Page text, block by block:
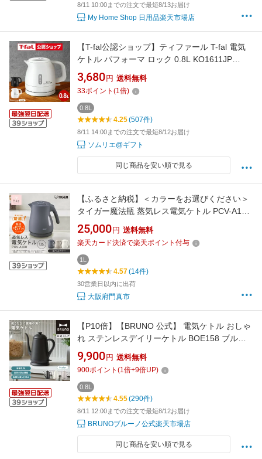
8/11 10:00までの注文で最短8/13お届け
My Home Shop 日用品楽天市場店
【T-fal公認ショップ】ティファール T-fal 電気
ケトル パフォーマ ロック 0.8L KO1611JP
KO1618JP / 800mL 電気ポット 湯沸かしポット
湯沸かし器 転倒お湯もれロック スピード沸騰
空だき防止 自動電源オフ 軽量 キッチン家電 調
理家電 gws 送料無料
3,680 円 送料無料
33ポイント (1倍)
0.8L
4.25(507件)
8/11 14:00までの注文で最短8/12お届け
ソムリエ@ギフト
同じ商品を安い順で見る
【ふるさと納税】＜カラーをお選びください＞
タイガー魔法瓶 蒸気レス電気ケトル PCV-A100
1.0L 【 大阪府門真市 家電 電化製品 キッチン家
電 生活家電 新生活 新生活応援 】
25,000 円 送料無料
楽天カード決済で楽天ポイント付与
1L
4.57(14件)
30営業日以内に出荷
大阪府門真市
【P10倍】【BRUNO 公式】 電気ケトル おしゃ
れ ステンレスデイリーケトル BOE158 ブルー
ノ ケトル ホーロー ポット ティー 自動オフ 自
動電源オフ エンボス加工 ドリップ インテリア
レトロ かわいい 一人暮らし メッセージカード
対応 引っ越し祝い 入学祝い 転倒防止
9,900 円 送料無料
900ポイント (1倍+9倍UP)
0.8L
4.55(290件)
8/11 12:00までの注文で最短8/12お届け
BRUNOブルーノ公式楽天市場店
同じ商品を安い順で見る